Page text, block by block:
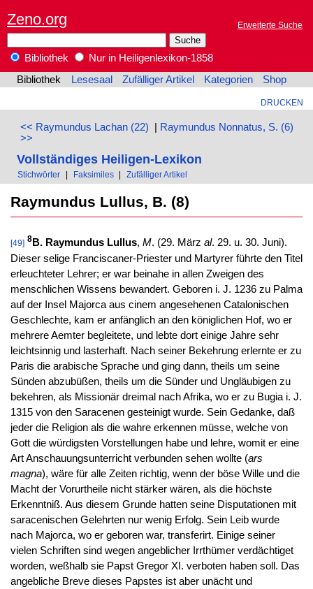
Zeno.org Erweiterte Suche
Bibliothek
Nur in Heiligenlexikon-1858
Bibliothek
Lesesaal Zufälliger Artikel Kategorien Shop
DRUCKEN
<< Raymundus Lachan (22) | Raymundus Nonnatus, S. (6)
>>
Vollständiges Heiligen-Lexikon
Stichwörter | Faksimiles | Zufälliger Artikel
Raymundus Lullus, B. (8)
[49] 8B. Raymundus Lullus, M. (29. März al. 29. u. 30. Juni).
Dieser selige Franciscaner-Priester und Martyrer führte den Titel
erleuchteter Lehrer; er war beinahe in allen Zweigen des
menschlichen Wissens bewandert. Geboren i. J. 1236 zu Palma
auf der Insel Majorca aus cinem angesehenen Catalonischen
Geschlechte, kam er anfänglich an den königlichen Hof, wo er
mehrere Aemter begleitete, und lebte dort einige Jahre sehr
leichtsinnig und lasterhaft. Nach seiner Bekehrung erlernte er zu
Paris die arabische Sprache und ging dann, theils um seine
Sünden abzubüßen, theils um die Sünder und Ungläubigen zu
bekehren, als Missionär dreimal nach Afrika, wo er zu Bugia i. J.
1315 von den Saracenen gesteinigt wurde. Sein Gedanke, daß
jeder die Religion als die wahre erkennen müsse, welche von
Gott die würdigsten Vorstellungen habe und lehre, womit er eine
Art Anschauungsunterricht verbunden sehen wollte (ars
magna), wäre für alle Zeiten richtig, wenn der böse Wille und die
Macht der Vorurtheile nicht stärker wären, als die höchste
Erkenntniß. Aus diesem Grunde hatten seine Disputationen mit
saracenischen Gelehrten nur wenig Erfolg. Sein Leib wurde
nach Majorca, wo er geboren war, transferirt. Einige seiner
vielen Schriften sind wegen angeblicher Irrthümer verdächtiget
worden, weßhalb sie Papst Gregor XI. verboten haben soll. Das
angebliche Breve dieses Papstes ist aber unächt und